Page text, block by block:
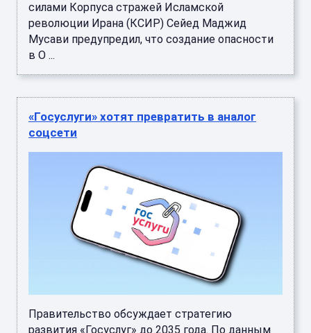
силами Корпуса стражей Исламской
революции Ирана (КСИР) Сейед Маджид
Мусави предупредил, что создание опасности
в О ...
«Госуслуги» хотят превратить в аналог
соцсети
Правительство обсуждает стратегию
развития «Госуслуг» до 2035 года. По данным